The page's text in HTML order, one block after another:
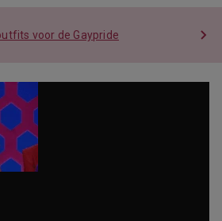
voor de Gaypride